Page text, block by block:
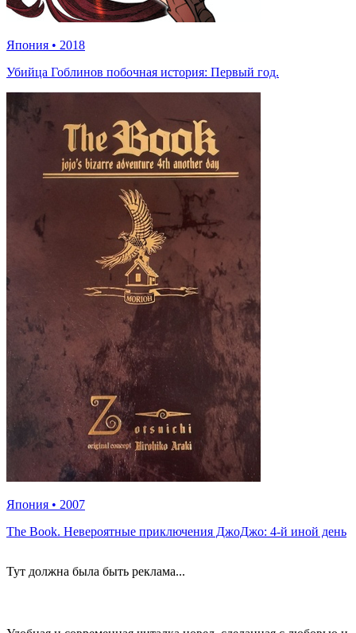
Япония • 2018
Убийца Гоблинов побочная история: Первый год.
Япония • 2007
The Book. Невероятные приключения ДжоДжо: 4-й иной день
Тут должна была быть реклама...